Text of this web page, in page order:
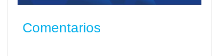
Comentarios